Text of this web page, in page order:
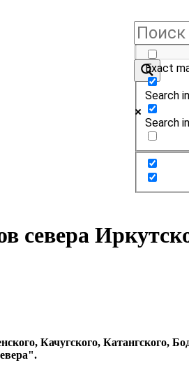
Exact
Search
Search
севера
Качугского, Катангского,